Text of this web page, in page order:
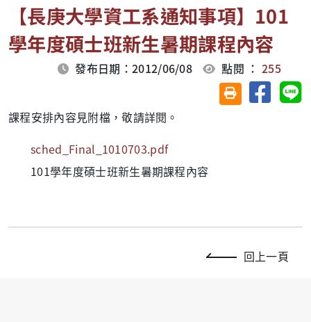
【長庚大學資工系通知事項】101
學年度碩士班新生暑期課程內容
發布日期：2012/06/08 點閱 ：255
友善列印(另開視
分享至
課程安排內容見附檔，敬請詳閱。
sched_Final_1010703.pdf
101學年度碩士班新生暑期課程內容
回上一頁